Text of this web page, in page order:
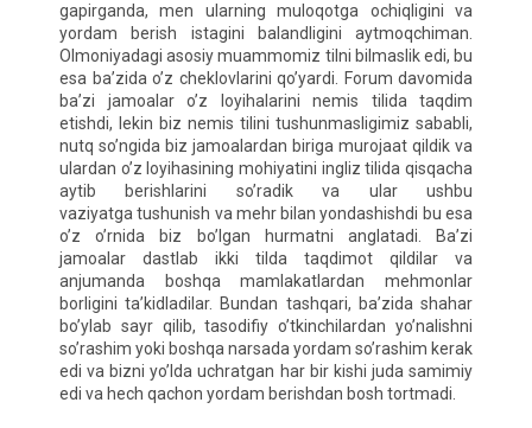
gapirganda, men ularning muloqotga ochiqligini va
yordam berish istagini balandligini aytmoqchiman.
Olmoniyadagi asosiy muammomiz tilni bilmaslik edi, bu
esa ba’zida o’z cheklovlarini qo’yardi. Forum davomida
ba’zi jamoalar o’z loyihalarini nemis tilida taqdim
etishdi, lekin biz nemis tilini tushunmasligimiz sababli,
nutq so’ngida biz jamoalardan biriga murojaat qildik va
ulardan o’z loyihasining mohiyatini ingliz tilida qisqacha
aytib berishlarini so’radik va ular ushbu
vaziyatga tushunish va mehr bilan yondashishdi bu esa
o’z o’rnida biz bo’lgan hurmatni anglatadi. Ba’zi
jamoalar dastlab ikki tilda taqdimot qildilar va
anjumanda boshqa mamlakatlardan mehmonlar
borligini ta’kidladilar. Bundan tashqari, ba’zida shahar
bo’ylab sayr qilib, tasodifiy o’tkinchilardan yo’nalishni
so’rashim yoki boshqa narsada yordam so’rashim kerak
edi va bizni yo’lda uchratgan har bir kishi juda samimiy
edi va hech qachon yordam berishdan bosh tortmadi.